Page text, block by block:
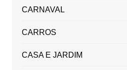
CARNAVAL
CARROS
CASA E JARDIM